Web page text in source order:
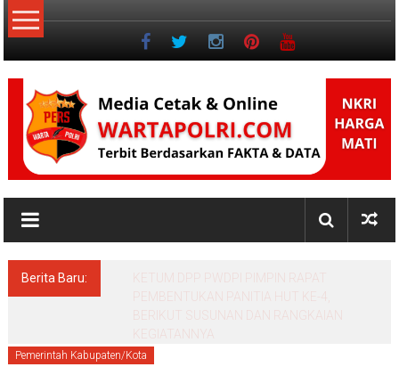
Lompat
ke
NKRI
Jurnalisme
Berita Baru:
Polres Sukabumi Kini dipimpin AKBP Benny
Cahyadi, Tegaskan Komitmen Perkuat
Layanan Publik
Pemerintah Kabupaten/Kota